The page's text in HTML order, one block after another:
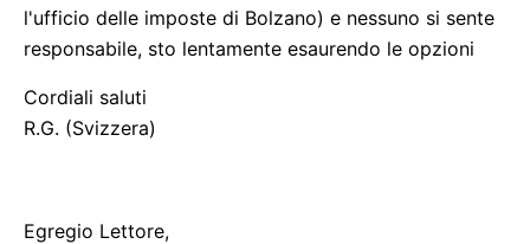
l'ufficio delle imposte di Bolzano) e nessuno si sente
responsabile, sto lentamente esaurendo le opzioni
Cordiali saluti
R.G. (Svizzera)
Egregio Lettore,